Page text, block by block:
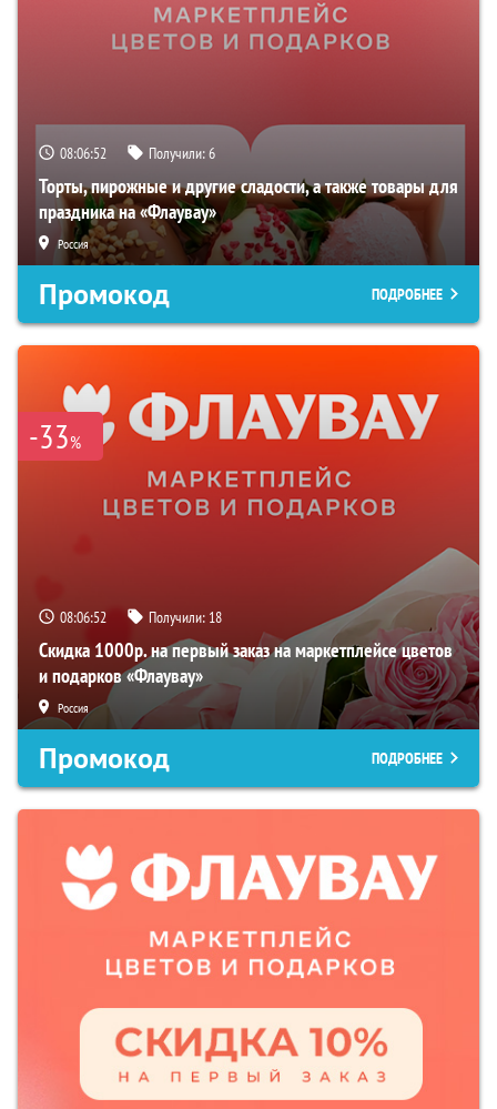
08:06:51 Получили:6
Торты, пирожные и другие сладости, а также товары для
праздника на «Флаувау»
Россия
Промокод ПОДРОБНЕЕ
-33%
08:06:51 Получили: 18
Скидка 1000р. на первый заказ на маркетплейсе цветов
и подарков «Флаувау»
Россия
Промокод ПОДРОБНЕЕ